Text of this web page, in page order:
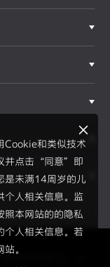
Cookie和类似技术
并点击“同意”即
是未满14周岁的儿
个人相关信息。监
本网站的的隐私
个人相关信息。若
。
Co., Lt